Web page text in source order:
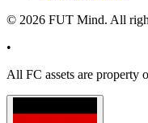
© 2026 FUT Mind. All
•
All FC assets are property